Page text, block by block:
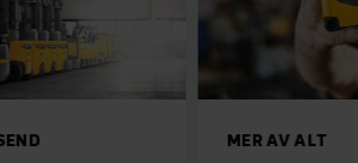
MER AV ALT